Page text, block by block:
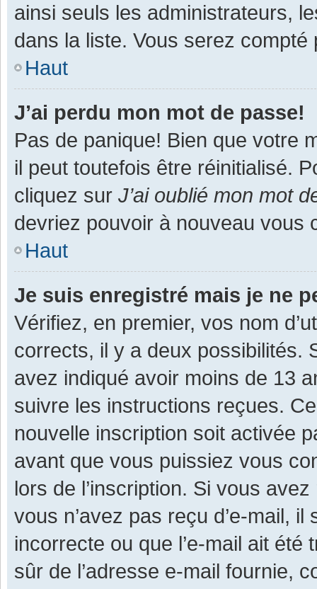
ainsi seuls les administrateurs,
dans la liste. Vous serez
Haut
J’ai perdu mon mot de passe!
Pas de panique! Bien que votre
il peut toutefois être réinitialisé.
cliquez sur J’ai oublié mon mot
devriez pouvoir à nouveau vous
Haut
Je suis enregistré mais je ne
Vérifiez, en premier, vos nom
corrects, il y a deux possibilités.
avez indiqué avoir moins de 13
suivre les instructions reçues.
nouvelle inscription soit activée
avant que vous puissiez vous
lors de l’inscription. Si vous
vous n’avez pas reçu d’e-mail,
incorrecte ou que l’e-mail ait
sûr de l’adresse e-mail fournie,